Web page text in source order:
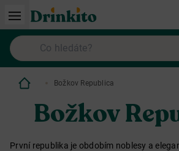
Božkov Republica
Božkov
První republika je obdobím noblesy a